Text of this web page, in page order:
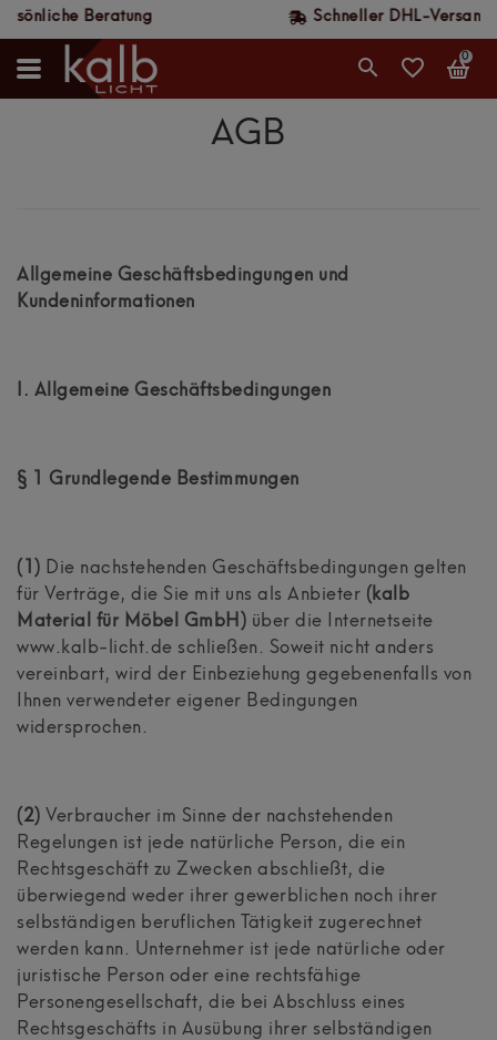
Schneller DHL-Versand, werktags bis 14 Uhr
0
AGB
Allgemeine Geschäftsbedingungen und
Kundeninformationen
I. Allgemeine Geschäftsbedingungen
§ 1 Grundlegende Bestimmungen
(1) Die nachstehenden Geschäftsbedingungen gelten
für Verträge, die Sie mit uns als Anbieter ( kalb
Material für Möbel GmbH ) über die Internetseite
www.kalb-licht.de schließen. Soweit nicht anders
vereinbart, wird der Einbeziehung gegebenenfalls von
Ihnen verwendeter eigener Bedingungen
widersprochen.
(2) Verbraucher im Sinne der nachstehenden
Regelungen ist jede natürliche Person, die ein
Rechtsgeschäft zu Zwecken abschließt, die
überwiegend weder ihrer gewerblichen noch ihrer
selbständigen beruflichen Tätigkeit zugerechnet
werden kann. Unternehmer ist jede natürliche oder
juristische Person oder eine rechtsfähige
Personengesellschaft, die bei Abschluss eines
Rechtsgeschäfts in Ausübung ihrer selbständigen